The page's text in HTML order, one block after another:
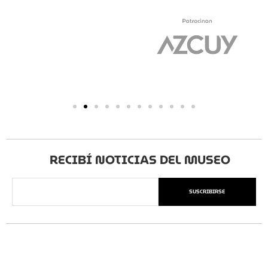
RECIBÍ NOTICIAS DEL MUSEO
SUSCRIBIRSE